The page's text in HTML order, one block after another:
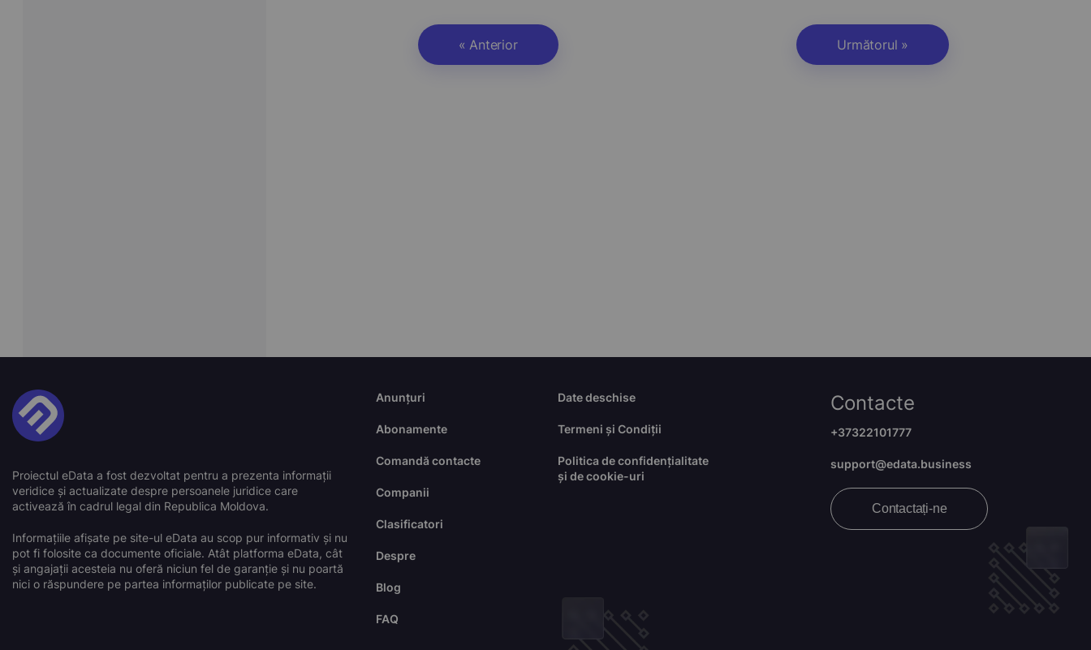
« Anterior Următorul »
Proiectul eData a fost dezvoltat pentru a prezenta informații
veridice și actualizate despre persoanele juridice care
activează în cadrul legal din Republica Moldova.
Informațiile afișate pe site-ul eData au scop pur informativ și nu
pot fi folosite ca documente oficiale. Atât platforma eData, cât
și angajații acesteia nu oferă niciun fel de garanție și nu poartă
nici o răspundere pe partea informaților publicate pe site.
Anunțuri
Abonamente
Comandă contacte
Companii
Clasificatori
Despre
Blog
FAQ
Date deschise
Termeni și Condiții
Politica de confidențialitate
și de cookie-uri
Contacte
+37322101777
support@edata.business
Contactați-ne